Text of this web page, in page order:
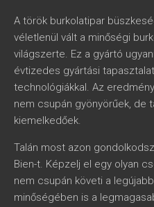
A török burkolatipar
véletlenül vált a minőségi
világszerte. Ez a gyártó
évtizedes gyártási
technológiákkal. Az
nem csupán gyönyörűek, de
kiemelkedőek.
Talán most azon
Bien-t. Képzelj el egy olyan
nem csupán követi a
minőségében is a